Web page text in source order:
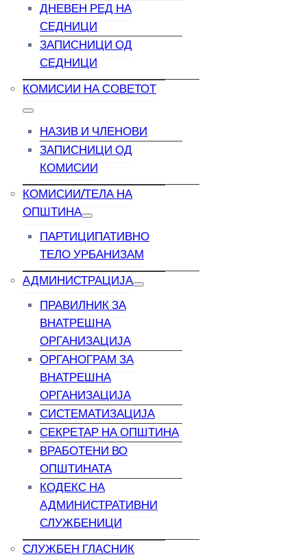
ДНЕВЕН РЕД НА
СЕДНИЦИ
ЗАПИСНИЦИ ОД
СЕДНИЦИ
КОМИСИИ НА СОВЕТОТ
НАЗИВ И ЧЛЕНОВИ
ЗАПИСНИЦИ ОД
КОМИСИИ
КОМИСИИ/ТЕЛА НА
ОПШТИНА
ПАРТИЦИПАТИВНО
ТЕЛО УРБАНИЗАМ
АДМИНИСТРАЦИЈА
ПРАВИЛНИК ЗА
ВНАТРЕШНА
ОРГАНИЗАЦИЈА
ОРГАНОГРАМ ЗА
ВНАТРЕШНА
ОРГАНИЗАЦИЈА
СИСТЕМАТИЗАЦИЈА
СЕКРЕТАР НА ОПШТИНА
ВРАБОТЕНИ ВО
ОПШТИНАТА
КОДЕКС НА
АДМИНИСТРАТИВНИ
СЛУЖБЕНИЦИ
СЛУЖБЕН ГЛАСНИК